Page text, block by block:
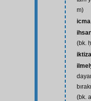
m)
icma
(bk.
iktiza
(bk.